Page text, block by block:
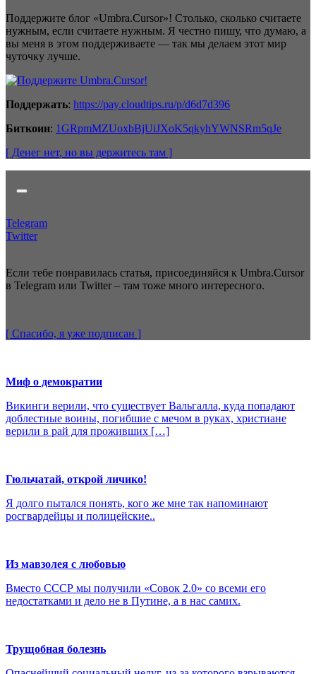
Поддержите блог «Umbra.Cursor»! Столько, сколько считаете
нужным, если считаете нужным. Я честно пишу, что думаю, а
вы меня в этом поддерживаете — так мы делаем этот мир
чуточку лучше.
Поддержать: https://pay.cloudtips.ru/p/d6d7d396
Биткоин: 1GRpmMZUoxbBjUiJXoK5qkyhYWNSRm5qJe
[ Денег нет, но вы держитесь там ]
Telegram
Twitter
Если тебе понравилась статья, присоединяйся к Umbra.Cursor
в Telegram или Twitter – там тоже много интересного.
[ Спасибо, я уже подписан ]
Миф о демократии
Викинги верили, что существует Вальгалла, куда попадают
доблестные воины, погибшие с мечом в руках, христиане
верили в рай для проживших […]
Гюльчатай, открой личико!
Я долго пытался понять, кого же мне так напоминают
росгвардейцы и полицейские..
Из мавзолея с любовью
Вместо СССР мы получили «Совок 2.0» со всеми его
недостатками и дело не в Путине, а в нас самих.
Трущобная болезнь